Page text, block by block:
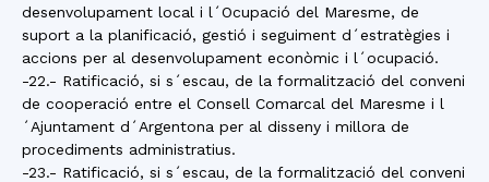
desenvolupament local i l´Ocupació del Maresme, de
suport a la planificació, gestió i seguiment d´estratègies i
accions per al desenvolupament econòmic i l´ocupació.
-22.- Ratificació, si s´escau, de la formalització del conveni
de cooperació entre el Consell Comarcal del Maresme i l
´Ajuntament d´Argentona per al disseny i millora de
procediments administratius.
-23.- Ratificació, si s´escau, de la formalització del conveni